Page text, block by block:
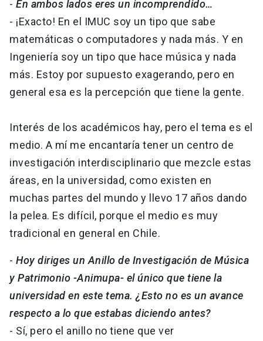
- En ambos lados eres un incomprendido…
- ¡Exacto! En el IMUC soy un tipo que sabe
matemáticas o computadores y nada más. Y en
Ingeniería soy un tipo que hace música y nada
más. Estoy por supuesto exagerando, pero en
general esa es la percepción que tiene la gente.
Interés de los académicos hay, pero el tema es el
medio. A mí me encantaría tener un centro de
investigación interdisciplinario que mezcle estas
áreas, en la universidad, como existen en
muchas partes del mundo y llevo 17 años dando
la pelea. Es difícil, porque el medio es muy
tradicional en general en Chile.
- Hoy diriges un Anillo de Investigación de Música
y Patrimonio -Animupa- el único que tiene la
universidad en este tema. ¿Esto no es un avance
respecto a lo que estabas diciendo antes?
- Sí, pero el anillo no tiene que ver